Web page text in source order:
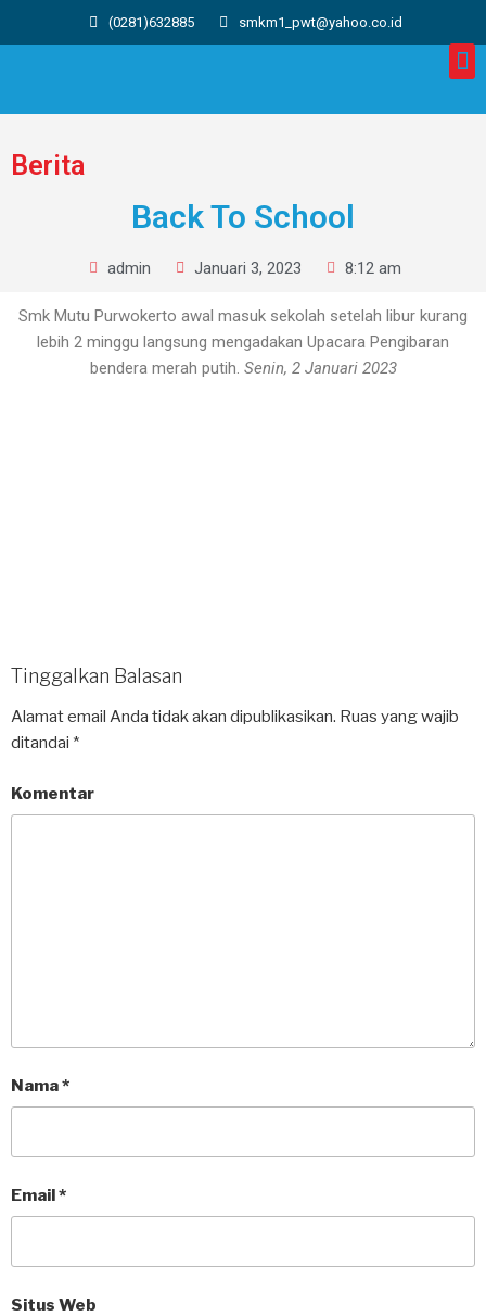
(0281)632885 smkm1_pwt@yahoo.co.id
Berita
Back To School
admin Januari 3, 2023 8:12 am
Smk Mutu Purwokerto awal masuk sekolah setelah libur kurang
lebih 2 minggu langsung mengadakan Upacara Pengibaran
bendera merah putih. Senin, 2 Januari 2023
Tinggalkan Balasan
Alamat email Anda tidak akan dipublikasikan. Ruas yang wajib
ditandai *
Komentar
Nama*
Email*
Situs Web